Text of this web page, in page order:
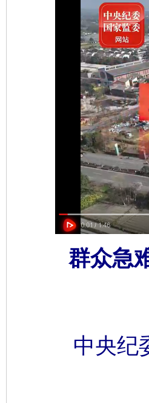
群众急
中央纪